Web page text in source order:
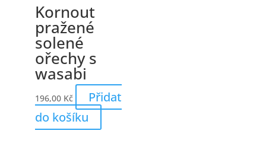
Kornout
pražené
solené
ořechy s
wasabi
196,00 Kč
Přidat
do košíku